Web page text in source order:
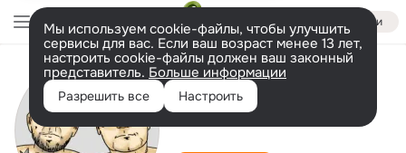
Войти
Мы используем cookie-файлы, чтобы улучшить
сервисы для вас. Если ваш возраст менее 13 лет,
настроить cookie-файлы должен ваш законный
представитель. Больше информации
Разрешить все Настроить
Исполнитель
Хвойный